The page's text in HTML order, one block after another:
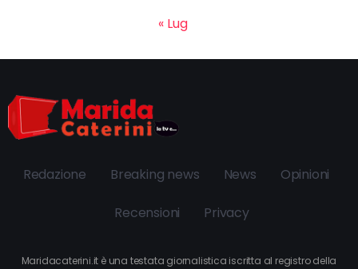
« Lug
Redazione Breaking news News Opinioni
Recensioni Privacy
Maridacaterini.it è una testata giornalistica iscritta al registro della